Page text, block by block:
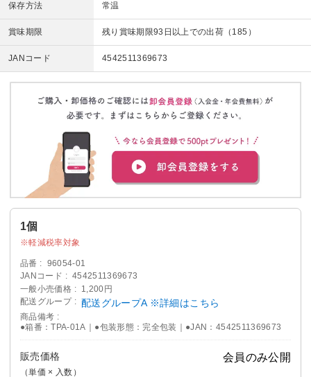
保存方法 常温
賞味期限 残り賞味期限93日以上での出荷（185）
JANコード 4542511369673
1個
軽減税率対象
品番
96054-01
JANコード
4542511369673
一般小売価格
1,200円
配送グループ
配送グループA ※詳細はこちら
商品備考
●箱番：TPA-01A｜●包装形態：完全包装｜●JAN：4542511369673
販売価格
（単価 × 入数）
会員のみ公開